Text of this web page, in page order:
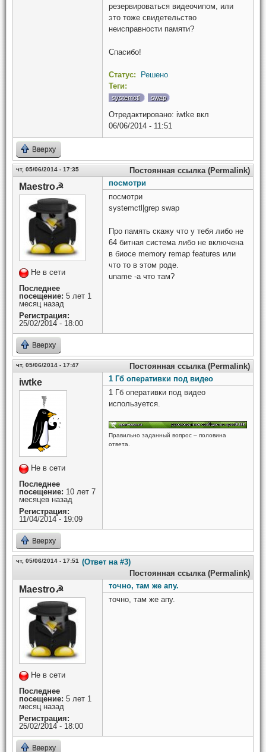
резервироваться видеочипом, или
это тоже свидетельство
неисправности памяти?
Спасибо!
Статус:
Решено
Теги:
systemctl swap
Отредактировано: iwtke вкл
06/06/2014 - 11:51
Вверху
чт, 05/06/2014 - 17:35 Постоянная ссылка (Permalink)
Maestro☭
Не в сети
Последнее
посещение: 5 лет 1
месяц назад
Регистрация:
25/02/2014 - 18:00
посмотри
посмотри
systemctl|grep swap
Про память скажу что у тебя либо не
64 битная система либо не включена
в биосе memory remap features или
что то в этом роде.
uname -a что там?
Вверху
чт, 05/06/2014 - 17:47 Постоянная ссылка (Permalink)
iwtke
Не в сети
Последнее
посещение: 10 лет 7
месяцев назад
Регистрация:
11/04/2014 - 19:09
1 Гб оперативки под видео
1 Гб оперативки под видео
используется.
Правильно заданный вопрос – половина
ответа.
Вверху
чт, 05/06/2014 - 17:51
(Ответ на #3)
Постоянная ссылка (Permalink)
Maestro☭
Не в сети
Последнее
посещение: 5 лет 1
месяц назад
Регистрация:
25/02/2014 - 18:00
точно, там же апу.
точно, там же апу.
Вверху